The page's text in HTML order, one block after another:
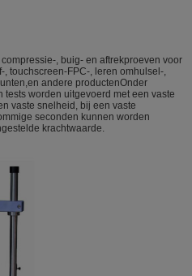
, buig- en aftrekproeven voor
touchscreen-FPC-, leren omhulsel-,
andere productenOnder
worden uitgevoerd met een vaste
vaste snelheid, bij een vaste
seconden kunnen worden
krachtwaarde.